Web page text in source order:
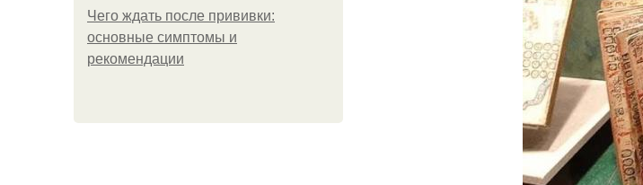
Чего ждать после прививки:
основные симптомы и
рекомендации